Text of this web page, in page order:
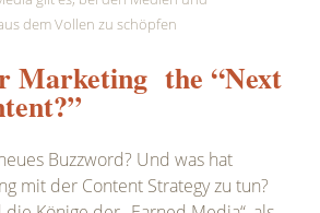
dem Vollen zu schöpfen
Marketing the “Next
Buzzword? Und was hat
mit der Content Strategy zu tun?